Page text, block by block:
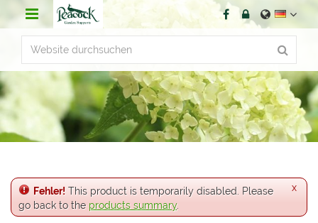
t
u
m
I
x
Fehler! This product is temporarily disabled. Please
go back to the products summary.